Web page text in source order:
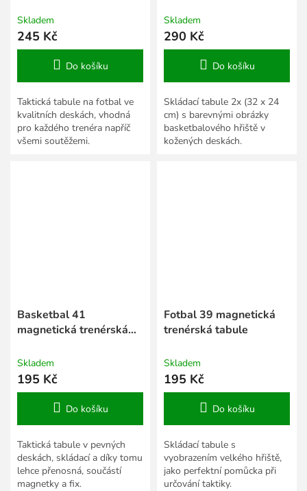
Skladem
245 Kč
Do košíku
Taktická tabule na fotbal ve
kvalitních deskách, vhodná
pro každého trenéra napříč
všemi soutěžemi.
Skladem
290 Kč
Do košíku
Skládací tabule 2x (32 x 24
cm) s barevnými obrázky
basketbalového hřiště v
kožených deskách.
Basketbal 41
magnetická trenérská
Skladem
195 Kč
Do košíku
Taktická tabule v pevných
deskách, skládací a díky tomu
lehce přenosná, součástí
magnetky a fix.
Fotbal 39 magnetická
trenérská tabule
Skladem
195 Kč
Do košíku
Skládací tabule s
vyobrazením velkého hřiště,
jako perfektní pomůcka při
určování taktiky.